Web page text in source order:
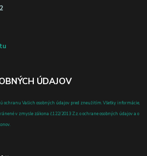
ÚDAJOV
ochranu Vašich osobných údajov pred zneužitím. Všetky informácie,
v zmysle zákona č.122/2013 Z.z. o ochrane osobných údajov a o